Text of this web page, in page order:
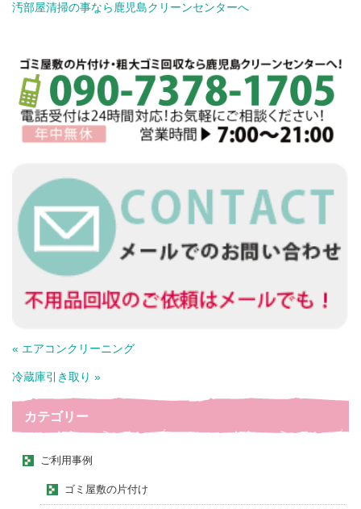
汚部屋清掃の事なら鹿児島クリーンセンターへ
« エアコンクリーニング
冷蔵庫引き取り »
カテゴリー
ご利用事例
ゴミ屋敷の片付け